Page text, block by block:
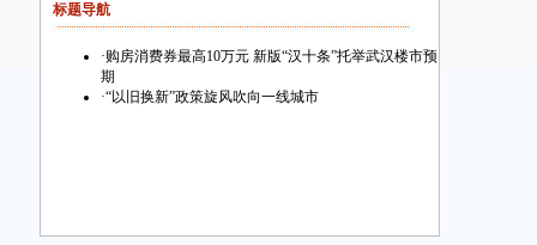
标题导航
·购房消费券最高10万元 新版“汉十条”托举武汉楼市预
期
·“以旧换新”政策旋风吹向一线城市